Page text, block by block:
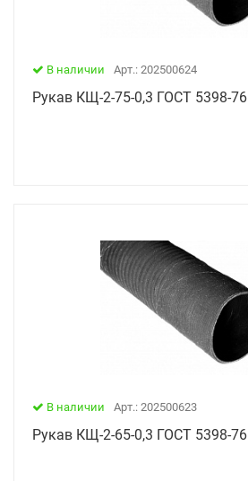
В наличии Арт.: 202500624
Рукав КЩ-2-75-0,3 ГОСТ 5398-76
В наличии Арт.: 202500623
Рукав КЩ-2-65-0,3 ГОСТ 5398-76